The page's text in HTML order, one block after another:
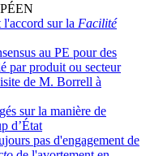
l'accord sur la Facilité
au PE pour des
par produit ou secteur
de M. Borrell à
sur la manière de
d’État
pas d'engagement de